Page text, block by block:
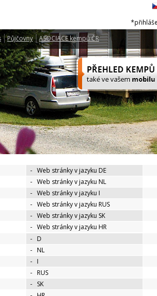
Půjčovny ASOCIACE kempů ČR
- Web stránky v jazyku DE
- Web stránky v jazyku NL
- Web stránky v jazyku I
- Web stránky v jazyku RUS
- Web stránky v jazyku SK
- Web stránky v jazyku HR
- D
- NL
- I
- RUS
- SK